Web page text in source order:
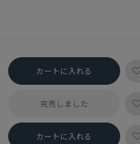
カートに入れる
完売しました
カートに入れる